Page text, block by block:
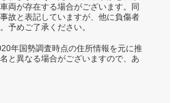
両が存在する場合がございます。同
故と表記していますが、他に負傷者
予めご了承ください。
年国勢調査時点の住所情報を元に推
と異なる場合がございますので、あ